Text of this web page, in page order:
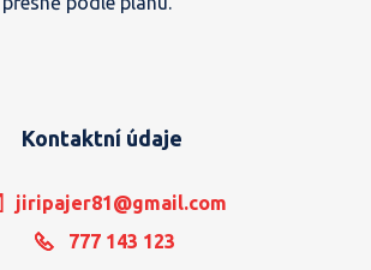
Kontaktní údaje
jiripajer81@gmail.com
777 143 123